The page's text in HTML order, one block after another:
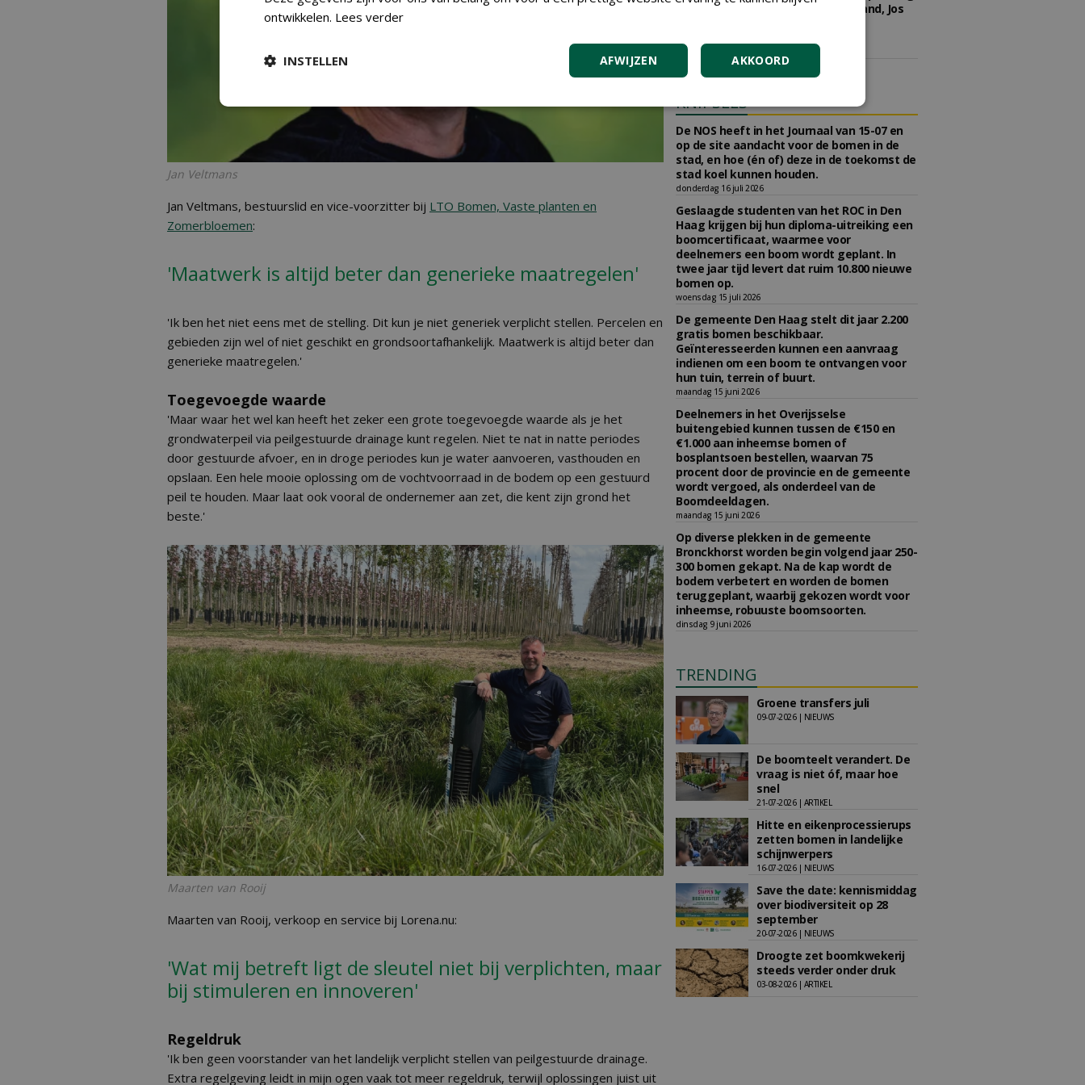
Jan Veltmans
Jan Veltmans, bestuurslid en vice-voorzitter bij LTO Bomen, Vaste planten en
Zomerbloemen:
'Maatwerk is altijd beter dan generieke maatregelen'
'Ik ben het niet eens met de stelling. Dit kun je niet generiek verplicht stellen. Percelen en
gebieden zijn wel of niet geschikt en grondsoortafhankelijk. Maatwerk is altijd beter dan
generieke maatregelen.'
Toegevoegde waarde
'Maar waar het wel kan heeft het zeker een grote toegevoegde waarde als je het
grondwaterpeil via peilgestuurde drainage kunt regelen. Niet te nat in natte periodes
door gestuurde afvoer, en in droge periodes kun je water aanvoeren, vasthouden en
opslaan. Een hele mooie oplossing om de vochtvoorraad in de bodem op een gestuurd
peil te houden. Maar laat ook vooral de ondernemer aan zet, die kent zijn grond het
beste.'
Maarten van Rooij
Maarten van Rooij, verkoop en service bij Lorena.nu:
'Wat mij betreft ligt de sleutel niet bij verplichten, maar
bij stimuleren en innoveren'
Regeldruk
'Ik ben geen voorstander van het landelijk verplicht stellen van peilgestuurde drainage.
Extra regelgeving leidt in mijn ogen vaak tot meer regeldruk, terwijl oplossingen juist uit
aan Boomkwekerij Ebben, JUB Holland, Jos
donderdag 25 juni 2026
KNIPSELS
De NOS heeft in het Journaal van 15-07 en
op de site aandacht voor de bomen in de
stad, en hoe (én of) deze in de toekomst de
stad koel kunnen houden.
donderdag 16 juli 2026
Geslaagde studenten van het ROC in Den
Haag krijgen bij hun diploma-uitreiking een
boomcertificaat, waarmee voor
deelnemers een boom wordt geplant. In
twee jaar tijd levert dat ruim 10.800 nieuwe
bomen op.
woensdag 15 juli 2026
De gemeente Den Haag stelt dit jaar 2.200
gratis bomen beschikbaar.
Geïnteresseerden kunnen een aanvraag
indienen om een boom te ontvangen voor
hun tuin, terrein of buurt.
maandag 15 juni 2026
Deelnemers in het Overijsselse
buitengebied kunnen tussen de €150 en
€1.000 aan inheemse bomen of
bosplantsoen bestellen, waarvan 75
procent door de provincie en de gemeente
wordt vergoed, als onderdeel van de
Boomdeeldagen.
maandag 15 juni 2026
Op diverse plekken in de gemeente
Bronckhorst worden begin volgend jaar 250-
300 bomen gekapt. Na de kap wordt de
bodem verbetert en worden de bomen
teruggeplant, waarbij gekozen wordt voor
inheemse, robuuste boomsoorten.
dinsdag 9 juni 2026
TRENDING
Groene transfers juli
09-07-2026 | NIEUWS
De boomteelt verandert. De
vraag is niet óf, maar hoe
snel
21-07-2026 | ARTIKEL
Hitte en eikenprocessierups
zetten bomen in landelijke
schijnwerpers
16-07-2026 | NIEUWS
Save the date: kennismiddag
over biodiversiteit op 28
september
20-07-2026 | NIEUWS
Droogte zet boomkwekerij
steeds verder onder druk
03-08-2026 | ARTIKEL
ontwikkelen. Lees verder
AKKOORD
AFWIJZEN
INSTELLEN